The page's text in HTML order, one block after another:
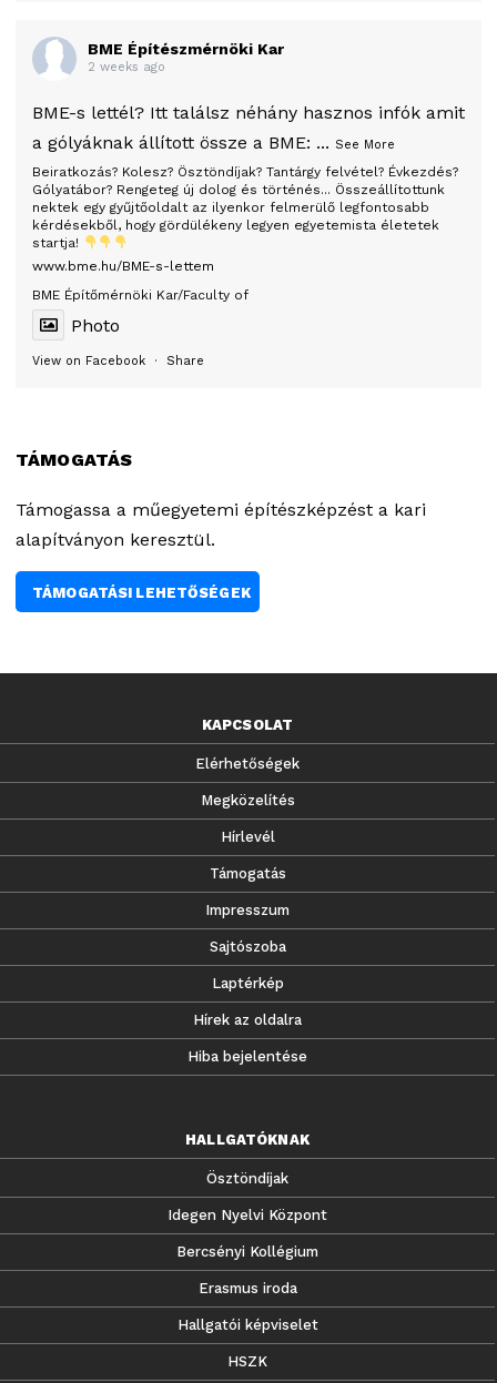
BME Építészmérnöki Kar
2 weeks ago
BME-s lettél? Itt találsz néhány hasznos infók amit
a gólyáknak állított össze a BME:
Beiratkozás? Kolesz? Ösztöndíjak? Tantárgy felvétel? Évkezdés?
Gólyatábor? Rengeteg új dolog és történés... Összeállítottunk
nektek egy gyűjtőoldalt az ilyenkor felmerülő legfontosabb
kérdésekből, hogy gördülékeny legyen egyetemista életetek
startja!
www.bme.hu/BME-s-lettem
BME Építőmérnöki Kar/Faculty of
... See More
Photo
View on Facebook · Share
TÁMOGATÁS
Támogassa a műegyetemi építészképzést a kari
alapítványon keresztül.
TÁMOGATÁSI LEHETŐSÉGEK
KAPCSOLAT
Elérhetőségek
Megközelítés
Hírlevél
Támogatás
Impresszum
Sajtószoba
Laptérkép
Hírek az oldalra
Hiba bejelentése
HALLGATÓKNAK
Ösztöndíjak
Idegen Nyelvi Központ
Bercsényi Kollégium
Erasmus iroda
Hallgatói képviselet
HSZK